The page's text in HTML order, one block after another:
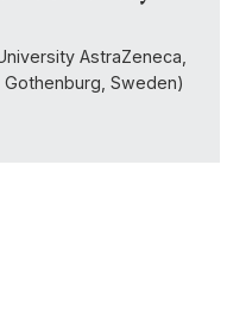
AstraZeneca,
Sweden)